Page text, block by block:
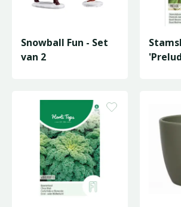
Snowball Fun - Set
van 2